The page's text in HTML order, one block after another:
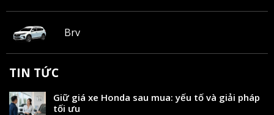
Brv
TIN TỨC
Giữ giá xe Honda sau mua: yếu tố và giải pháp
tối ưu